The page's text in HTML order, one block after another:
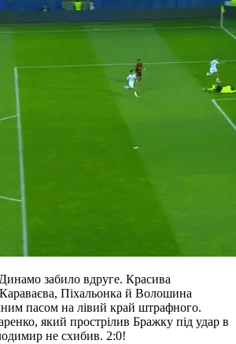
забило вдруге. Красива
Караваєва, Піхальонка й Волошина
пасом на лівий край штрафного.
який прострілив Бражку під удар в
не схибив. 2:0!